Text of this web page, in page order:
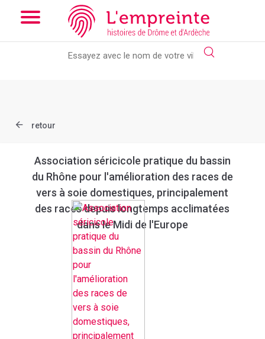
Array ( [slug] => document [ref] => bpt6k97608940 )
new slick-theme.css if you want the default styling
retour
Association séricicole pratique du bassin
du Rhône pour l'amélioration des races de
vers à soie domestiques, principalement
des races depuis longtemps acclimatées
dans le Midi de l'Europe